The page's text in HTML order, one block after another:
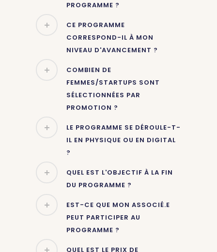
PROGRAMME ?
CE PROGRAMME
CORRESPOND-IL À MON
NIVEAU D'AVANCEMENT ?
COMBIEN DE
FEMMES/STARTUPS SONT
SÉLECTIONNÉES PAR
PROMOTION ?
LE PROGRAMME SE DÉROULE-T-
IL EN PHYSIQUE OU EN DIGITAL
?
QUEL EST L'OBJECTIF À LA FIN
DU PROGRAMME ?
EST-CE QUE MON ASSOCIÉ.E
PEUT PARTICIPER AU
PROGRAMME ?
QUEL EST LE PRIX DE